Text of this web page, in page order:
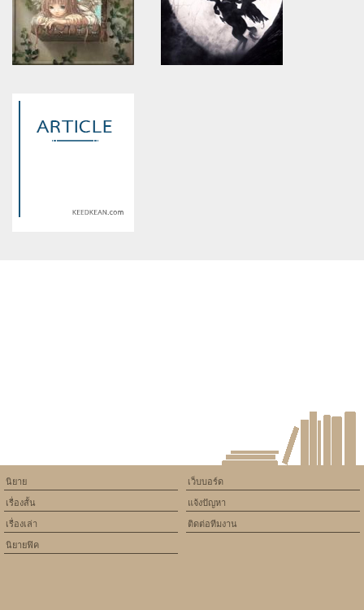
/home/keedkean/domains/keedkean.com/public_html/include/article/
on line534
ทำอย่างไรให้วิตามินซึมเข้าสู่ผิว
ได้อย่างรวดเร็ว
/home/keedkean/domains/
on line534
kikiko
assumed 'article_topic' (this
will throw an Error in a future
เว็บบอร์ด
แจ้งปัญหา
ติดต่อทีมงาน
นิยาย
เรื่องสั้น
เรื่องเล่า
นิยายฟิค